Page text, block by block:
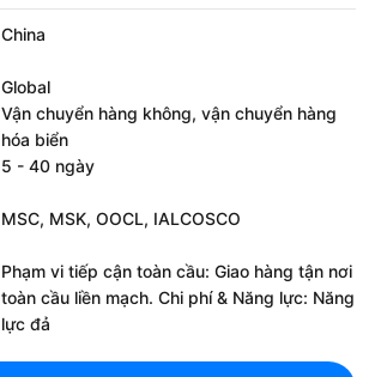
China
Global
Vận chuyển hàng không, vận chuyển hàng
hóa biển
5 - 40 ngày
MSC, MSK, OOCL, IALCOSCO
Phạm vi tiếp cận toàn cầu: Giao hàng tận nơi
toàn cầu liền mạch. Chi phí & Năng lực: Năng
lực đả